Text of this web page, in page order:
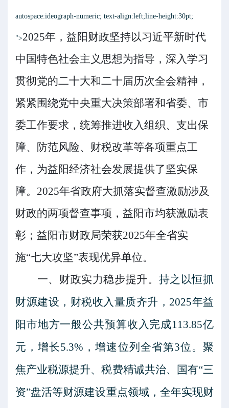
autospace:ideograph-numeric; text-align:left;line-height:30pt;
">2025年， 益阳 财政坚持以习近平新时代
中国特色社会主义思想为指导，深入学习
贯彻党的二十大和二十届历次全会精神，
紧紧围绕党中央重大决策部署和省委、市
委工作要求，统筹推进收入组织、支出保
障、防范风险、财税改革等各项重点工
作，为益阳经济社会发展提供了坚实保
障。 2025年省政府大抓落实督查激励涉及
财政的两项督查事项，益阳市均获激励表
彰；益阳市财政局荣获2025年全省实
施“七大攻坚”表现优异单位。
一、财政实力稳步提升。 持之以恒抓
财源建设，财税收入量质齐升 ， 2025年益
阳市地方一般公共预算收入完成113.85亿
元，增长5.3% ，增速位列全省第3位。聚
焦产业税源提升、税费精诚共治、国有“三
资”盘活等财源建设重点领域，全年实现财